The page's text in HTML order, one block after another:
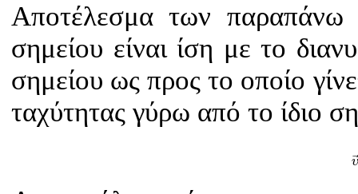
Αποτέλεσμα των παραπάνω
σημείου είναι ίση με το
σημείου ως προς το οποίο
ταχύτητας γύρω από το ίδιο
υ